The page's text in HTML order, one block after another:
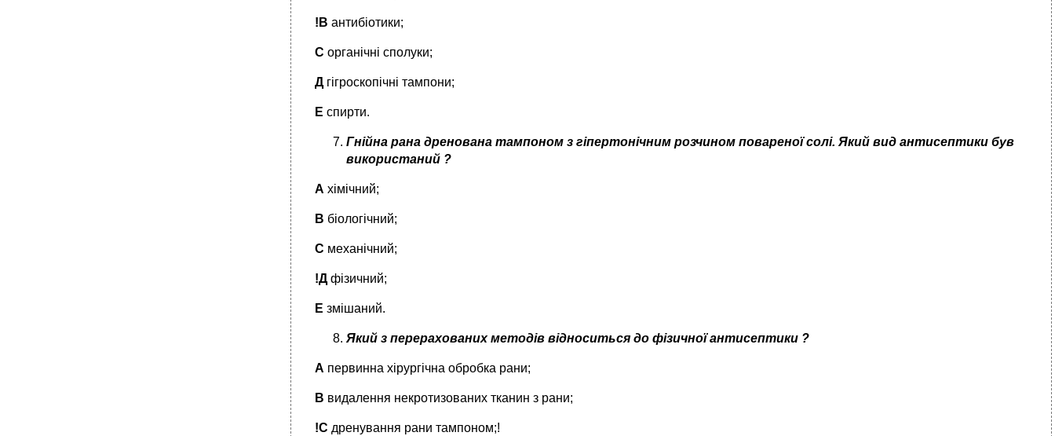
!В антибіотики;
С органічні сполуки;
Дгігроскопічні тампони;
Е спирти.
Гнійна рана дренована тампоном з гіпертонічним розчином повареної солі. Який вид антисептики був
використаний ?
А хімічний;
В біологічний;
С механічний;
!Дфізичний;
Е змішаний.
Який з перерахованих методів відноситься до фізичної антисептики ?
А первинна хірургічна обробка рани;
В видалення некротизованих тканин з рани;
!С дренування рани тампоном;!